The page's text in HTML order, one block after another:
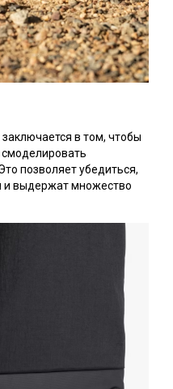
в том, чтобы
позволяет убедиться,
и выдержат множество